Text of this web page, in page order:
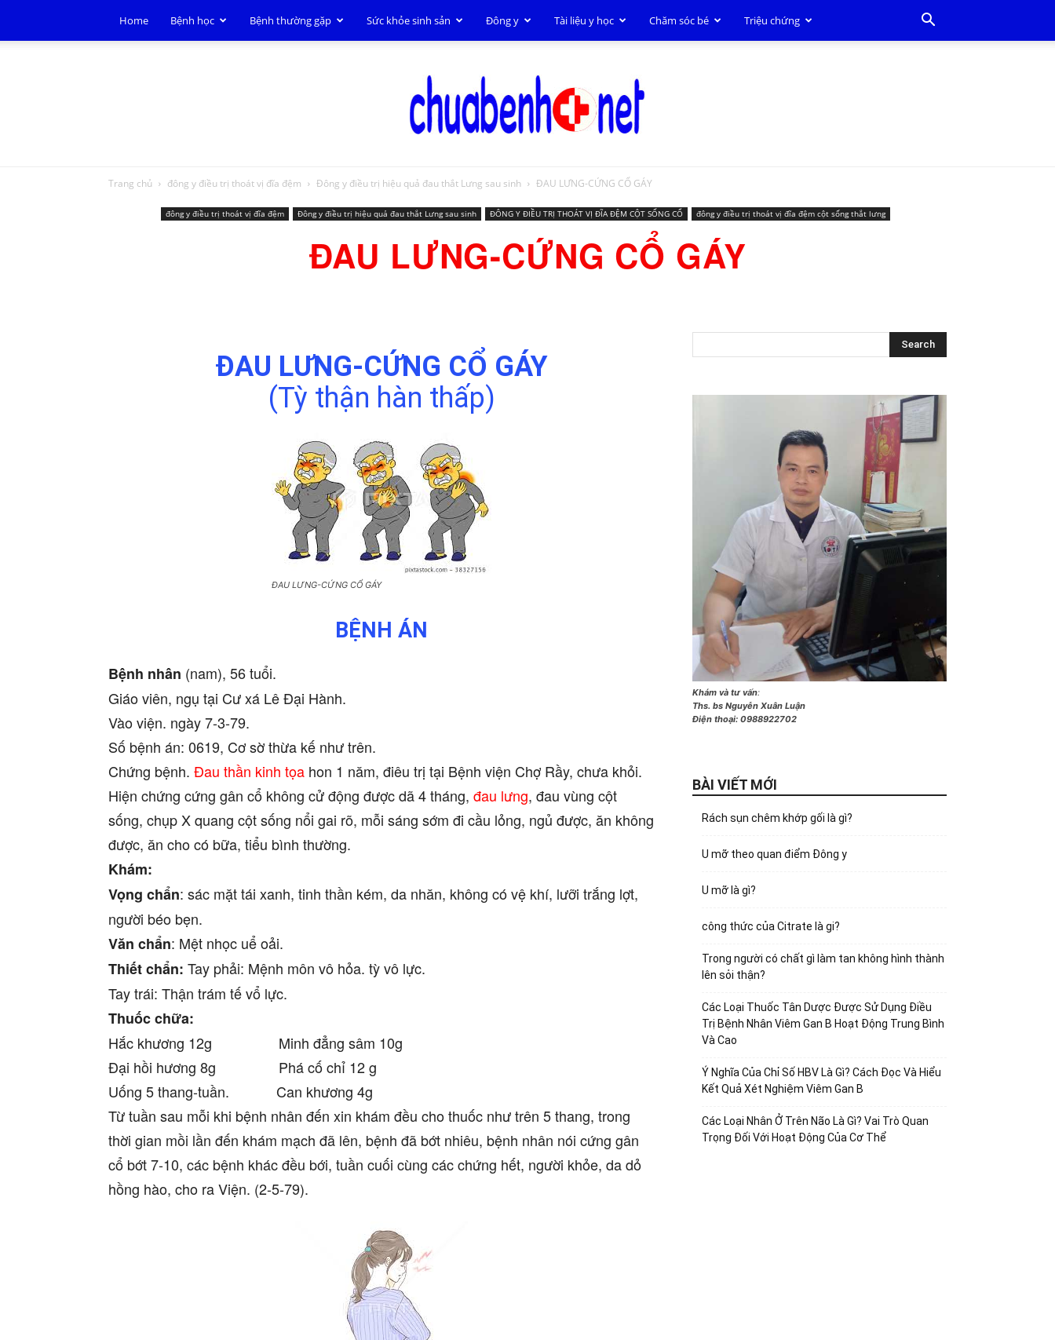
Home Bệnh học Bệnh thường gặp Sức khỏe sinh sản Đông y Tài liệu y học Chăm sóc bé Triệu chứng
Trang chủ đông y điều trị thoát vị đĩa đệm Đông y điều trị hiệu quả đau thắt Lưng sau sinh ĐAU LƯNG-CỨNG CỔ GÁY
đông y điều trị thoát vị đĩa đệm Đông y điều trị hiệu quả đau thắt Lưng sau sinh ĐÔNG Y ĐIỀU TRỊ THOÁT VỊ ĐĨA ĐỆM CỘT SỐNG CỔ đông y điều trị thoát vị đĩa đệm cột sống thắt lưng
ĐAU LƯNG-CỨNG CỔ GÁY
ĐAU LƯNG-CỨNG CỔ GÁY
(Tỳ thận hàn thấp)
ĐAU LƯNG-CỨNG CỔ GÁY
BỆNH ÁN
Bệnh nhân (nam), 56 tuổi.
Giáo viên, ngụ tại Cư xá Lê Đại Hành.
Vào viện. ngày 7-3-79.
Số bệnh án: 0619, Cơ sờ thừa kế như trên.
Chứng bệnh. Đau thần kinh tọa hon 1 năm, điêu trị tại Bệnh viện Chợ Rầy, chưa khỏi.
Hiện chứng cứng gân cổ không cử động được dã 4 tháng, đau lưng, đau vùng cột
sống, chụp X quang cột sống nổi gai rõ, mỗi sáng sớm đi cầu lỏng, ngủ được, ăn không
được, ăn cho có bữa, tiểu bình thường.
Khám:
Vọng chẩn: sác mặt tái xanh, tinh thần kém, da nhăn, không có vệ khí, lưỡi trắng lợt,
người béo bẹn.
Văn chẩn: Mệt nhọc uể oải.
Thiết chẩn: Tay phải: Mệnh môn vô hỏa. tỳ vô lực.
Tay trái: Thận trám tế vổ lực.
Thuốc chữa:
Hắc khương 12g Minh đẳng sâm 10g
Đại hồi hương 8g Phá cố chỉ 12 g
Uống 5 thang-tuần. Can khương 4g
Từ tuần sau mỗi khi bệnh nhân đến xin khám đều cho thuốc như trên 5 thang, trong
thời gian mồi lần đến khám mạch đã lên, bệnh đã bớt nhiêu, bệnh nhân nói cứng gân
cổ bớt 7-10, các bệnh khác đều bới, tuần cuối cùng các chứng hết, người khỏe, da dỏ
hồng hào, cho ra Viện. (2-5-79).
Khám và tư vấn:
Ths. bs Nguyễn Xuân Luận
Điện thoại: 0988922702
BÀI VIẾT MỚI
Rách sụn chêm khớp gối là gì?
U mỡ theo quan điểm Đông y
U mỡ là gì?
công thức của Citrate là gi?
Trong người có chất gì làm tan không hình thành
lên sỏi thận?
Các Loại Thuốc Tân Dược Được Sử Dụng Điều
Trị Bệnh Nhân Viêm Gan B Hoạt Động Trung Bình
Và Cao
Ý Nghĩa Của Chỉ Số HBV Là Gì? Cách Đọc Và Hiểu
Kết Quả Xét Nghiệm Viêm Gan B
Các Loại Nhân Ở Trên Não Là Gì? Vai Trò Quan
Trọng Đối Với Hoạt Động Của Cơ Thể